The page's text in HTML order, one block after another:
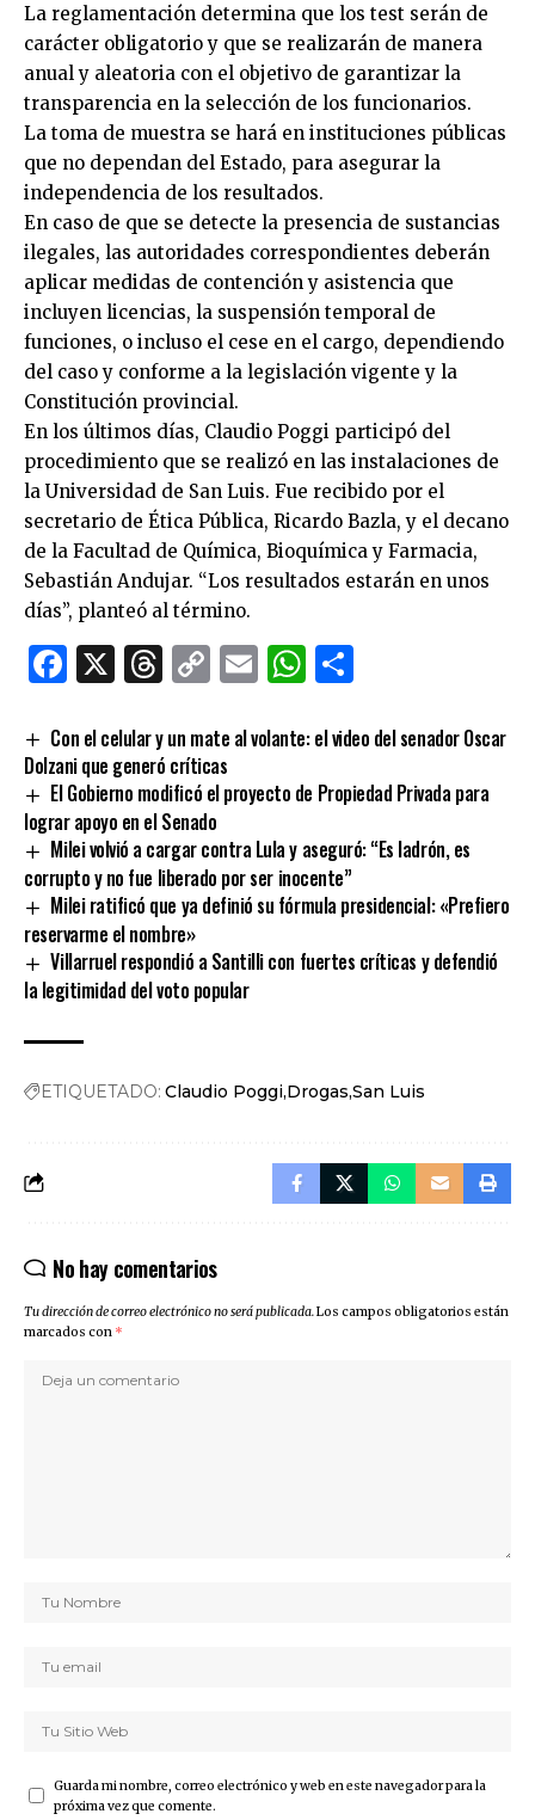
La reglamentación determina que los test serán de
carácter obligatorio y que se realizarán de manera
anual y aleatoria con el objetivo de garantizar la
transparencia en la selección de los funcionarios.
La toma de muestra se hará en instituciones públicas
que no dependan del Estado, para asegurar la
independencia de los resultados.
En caso de que se detecte la presencia de sustancias
ilegales, las autoridades correspondientes deberán
aplicar medidas de contención y asistencia que
incluyen licencias, la suspensión temporal de
funciones, o incluso el cese en el cargo, dependiendo
del caso y conforme a la legislación vigente y la
Constitución provincial.
En los últimos días, Claudio Poggi participó del
procedimiento que se realizó en las instalaciones de
la Universidad de San Luis. Fue recibido por el
secretario de Ética Pública, Ricardo Bazla, y el decano
de la Facultad de Química, Bioquímica y Farmacia,
Sebastián Andujar. “Los resultados estarán en unos
días”, planteó al término.
Facebook
X Threads
CopyEmailWhatsApp
Con el celular y un mate al volante: el video del senador Oscar
Dolzani que generó críticas
El Gobierno modificó el proyecto de Propiedad Privada para
lograr apoyo en el Senado
Milei volvió a cargar contra Lula y aseguró: “Es ladrón, es
corrupto y no fue liberado por ser inocente”
Milei ratificó que ya definió su fórmula presidencial: «Prefiero
reservarme el nombre»
Villarruel respondió a Santilli con fuertes críticas y defendió
la legitimidad del voto popular
ETIQUETADO: Claudio Poggi Drogas San Luis
No hay comentarios
Tu dirección de correo electrónico no será publicada.Los campos obligatorios están
marcados con *
Guarda mi nombre, correo electrónico y web en este navegador para la
próxima vez que comente.